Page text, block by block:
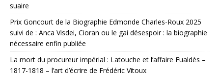
suaire
Prix Goncourt de la Biographie Edmonde Charles-Roux 2025
suivi de : Anca Visdei, Cioran ou le gai désespoir : la biographie
nécessaire enfin publiée
La mort du procureur impérial : Latouche et l’affaire Fualdès –
1817-1818 – l’art d’écrire de Frédéric Vitoux